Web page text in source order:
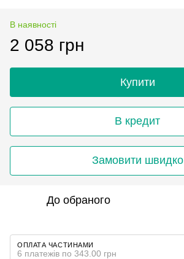
В наявності
2 058 грн
Купити
В кредит
Замовити швидко
До обраного
ОПЛАТА ЧАСТИНАМИ
6 платежів по 343.00 грн